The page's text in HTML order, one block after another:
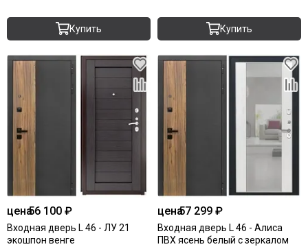
Купить Купить
цена56 100 ₽
Входная дверь L 46 - ЛУ 21
экошпон венге
цена57 299 ₽
Входная дверь L 46 - Алиса
ПВХ ясень белый с зеркалом